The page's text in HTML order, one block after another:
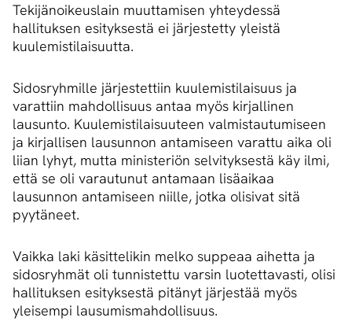
Tekijänoikeuslain muuttamisen yhteydessä
hallituksen esityksestä ei järjestetty yleistä
kuulemistilaisuutta.
Sidosryhmille järjestettiin kuulemistilaisuus ja
varattiin mahdollisuus antaa myös kirjallinen
lausunto. Kuulemistilaisuuteen valmistautumiseen
ja kirjallisen lausunnon antamiseen varattu aika oli
liian lyhyt, mutta ministeriön selvityksestä käy ilmi,
että se oli varautunut antamaan lisäaikaa
lausunnon antamiseen niille, jotka olisivat sitä
pyytäneet.
Vaikka laki käsittelikin melko suppeaa aihetta ja
sidosryhmät oli tunnistettu varsin luotettavasti, olisi
hallituksen esityksestä pitänyt järjestää myös
yleisempi lausumismahdollisuus.